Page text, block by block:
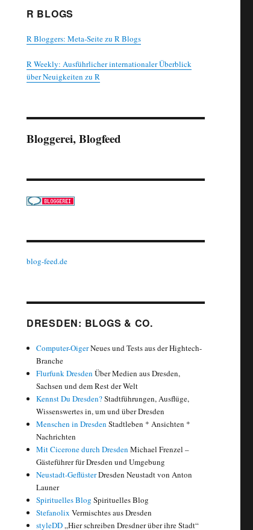
R BLOGS
R Bloggers: Meta-Seite zu R Blogs
R Weekly: Ausführlicher internationaler Überblick
über Neuigkeiten zu R
Bloggerei, Blogfeed
blog-feed.de
DRESDEN: BLOGS & CO.
Computer-OigerNeues und Tests aus der Hightech-
Branche
Flurfunk Dresden Über Medien aus Dresden,
Sachsen und dem Rest der Welt
Kennst Du Dresden?Stadtführungen, Ausflüge,
Wissenswertes in, um und über Dresden
Menschen in Dresden Stadtleben * Ansichten *
Nachrichten
Mit Cicerone durch Dresden Michael Frenzel –
Gästeführer für Dresden und Umgebung
Neustadt-GeflüsterDresden Neustadt von Anton
Launer
Spirituelles Blog Spirituelles Blog
Stefanolix Vermischtes aus Dresden
styleDD„Hier schreiben Dresdner über ihre Stadt“